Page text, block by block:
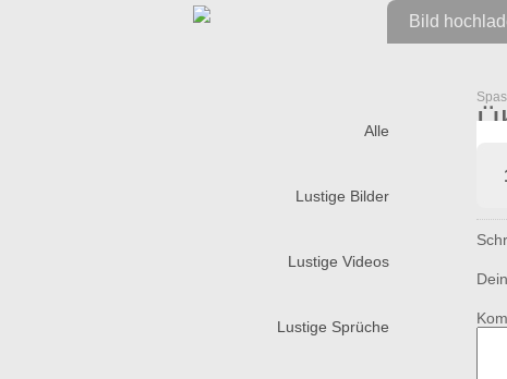
Bild
Alle
Lustige Bilder
Lustige Videos
Lustige Sprüche